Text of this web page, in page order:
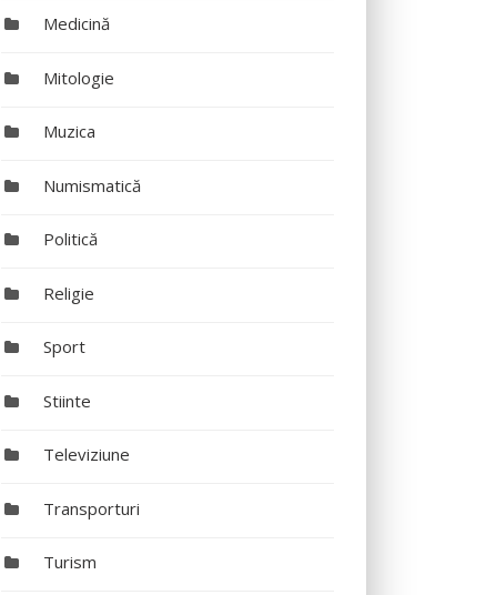
Medicină
Mitologie
Muzica
Numismatică
Politică
Religie
Sport
Stiinte
Televiziune
Transporturi
Turism